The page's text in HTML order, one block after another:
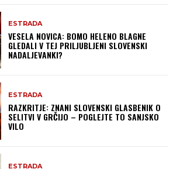
ESTRADA
VESELA NOVICA: BOMO HELENO BLAGNE
GLEDALI V TEJ PRILJUBLJENI SLOVENSKI
NADALJEVANKI?
ESTRADA
RAZKRITJE: ZNANI SLOVENSKI GLASBENIK O
SELITVI V GRČIJO – POGLEJTE TO SANJSKO
VILO
ESTRADA